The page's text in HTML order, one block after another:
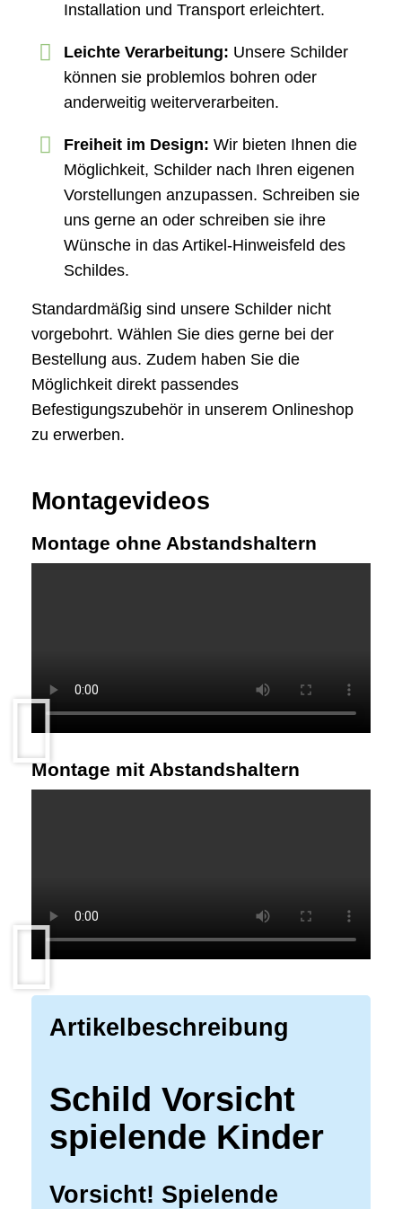
Installation und Transport erleichtert.
Leichte Verarbeitung: Unsere Schilder
können sie problemlos bohren oder
anderweitig weiterverarbeiten.
Freiheit im Design:Wir bieten Ihnen die
Möglichkeit, Schilder nach Ihren eigenen
Vorstellungen anzupassen. Schreiben sie
uns gerne an oder schreiben sie ihre
Wünsche in das Artikel-Hinweisfeld des
Schildes.
Standardmäßig sind unsere Schilder nicht
vorgebohrt. Wählen Sie dies gerne bei der
Bestellung aus. Zudem haben Sie die
Möglichkeit direkt passendes
Befestigungszubehör in unserem Onlineshop
zu erwerben.
Montagevideos
Montage ohne Abstandshaltern
Montage mit Abstandshaltern
Artikelbeschreibung
Schild Vorsicht
spielende Kinder
Vorsicht! Spielende